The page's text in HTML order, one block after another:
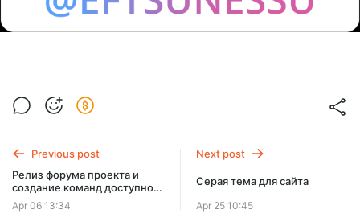
Previous post
Релиз форума проекта и
создание команд доступно
всем!
Apr 06 13:34
Next post
Серая тема для сайта
Apr 25 10:45